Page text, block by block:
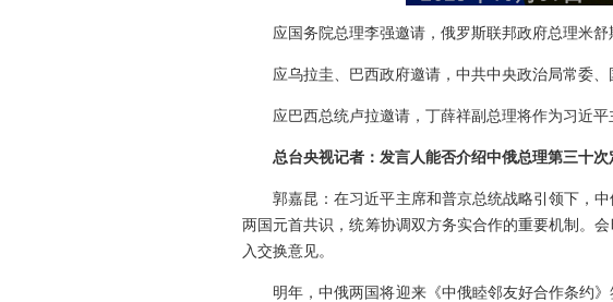
应国务院总理李强邀请，俄罗斯联邦政府总理米
应乌拉圭、巴西政府邀请，中共中央政治局常委
应巴西总统卢拉邀请，丁薛祥副总理将作为习近
总台央视记者：发言人能否介绍中俄总理第三十
郭嘉昆：在习近平主席和普京总统战略引领下，
两国元首共识，统筹协调双方务实合作的重要机制。
入交换意见。
明年，中俄两国将迎来《中俄睦邻友好合作条约